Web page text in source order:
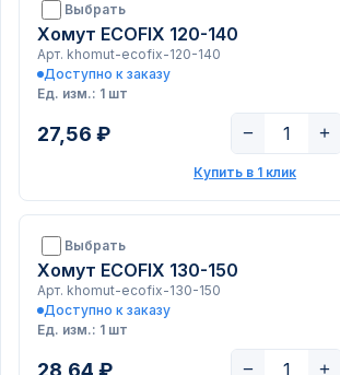
Выбрать
Хомут ECOFIX 120-140
Арт. khomut-ecofix-120-140
Доступно к заказу
Ед. изм.: 1 шт
27,56 ₽ − +
Купить в 1 клик
Выбрать
Хомут ECOFIX 130-150
Арт. khomut-ecofix-130-150
Доступно к заказу
Ед. изм.: 1 шт
28,64 ₽ − +